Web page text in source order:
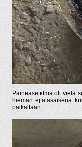
Paineasetelma oli vielä
hieman epätasaisena
paikaltaan.